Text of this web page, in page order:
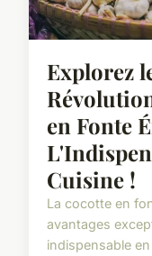
Explorez
en Fonte
Cuisine !
La cocotte en
avantages
indispensable